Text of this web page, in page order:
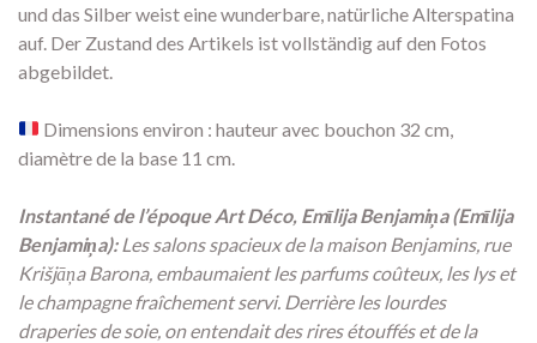
und das Silber weist eine wunderbare, natürliche Alterspatina
auf. Der Zustand des Artikels ist vollständig auf den Fotos
abgebildet.
Dimensions environ : hauteur avec bouchon 32 cm,
diamètre de la base 11 cm.
Instantané de l’époque Art Déco, Emīlija Benjamiņa (Emīlija
Benjamiņa): Les salons spacieux de la maison Benjamins, rue
Krišjāņa Barona, embaumaient les parfums coûteux, les lys et
le champagne fraîchement servi. Derrière les lourdes
draperies de soie, on entendait des rires étouffés et de la